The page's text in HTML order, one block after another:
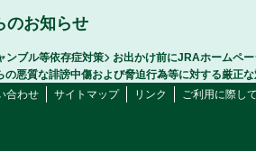
のお知らせ
ンブル等依存症対策
お出かけ前にJRAホームペ
の悪質な誹謗中傷および脅迫行為等に対する厳正
合わせ
サイトマップ リンク ご利用に際し